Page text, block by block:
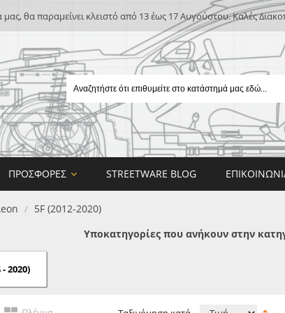
θα παραμείνει κλειστό από 13 έως 17 Αυγούστου. Καλές
ΠΡΟΣΦΟΡΈΣ STREETWARE BLOG
/ 5F (2012-2020)
Υποκατηγορίες που ανήκουν στην
2020)